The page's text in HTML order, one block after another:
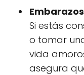
Si estás
o tomar
vida
asegura